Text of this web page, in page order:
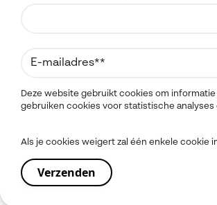
Deze website gebruikt cookies om
gebruiken cookies voor statistische
Als je cookies weigert zal één enkele cookie